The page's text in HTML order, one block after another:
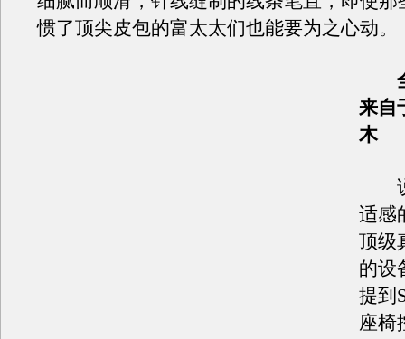
惯了顶尖皮包的富太太们也能要为之心动。
全
来自
木
说
适感
顶级
的设
提到
座椅